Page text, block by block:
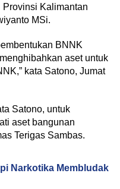
Kalimantan
MSi.
BNNK
aset untuk
kata Satono, Jumat
Satono, untuk
aset bangunan
Terigas Sambas.
Narkotika Membludak